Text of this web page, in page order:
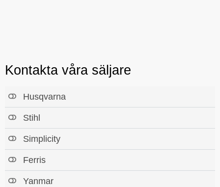
Kontakta våra säljare
Husqvarna
Stihl
Simplicity
Ferris
Yanmar